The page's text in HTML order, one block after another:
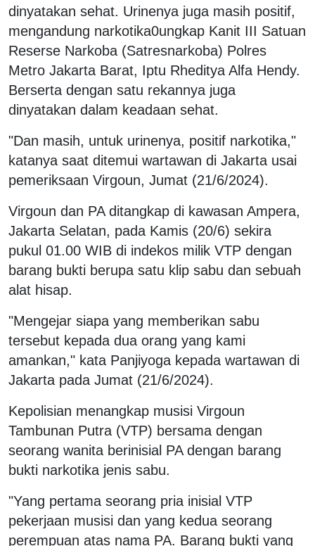
dinyatakan sehat. Urinenya juga masih positif,
mengandung narkotika0ungkap Kanit III Satuan
Reserse Narkoba (Satresnarkoba) Polres
Metro Jakarta Barat, Iptu Rheditya Alfa Hendy.
Berserta dengan satu rekannya juga
dinyatakan dalam keadaan sehat.
"Dan masih, untuk urinenya, positif narkotika,"
katanya saat ditemui wartawan di Jakarta usai
pemeriksaan Virgoun, Jumat (21/6/2024).
Virgoun dan PA ditangkap di kawasan Ampera,
Jakarta Selatan, pada Kamis (20/6) sekira
pukul 01.00 WIB di indekos milik VTP dengan
barang bukti berupa satu klip sabu dan sebuah
alat hisap.
"Mengejar siapa yang memberikan sabu
tersebut kepada dua orang yang kami
amankan," kata Panjiyoga kepada wartawan di
Jakarta pada Jumat (21/6/2024).
Kepolisian menangkap musisi Virgoun
Tambunan Putra (VTP) bersama dengan
seorang wanita berinisial PA dengan barang
bukti narkotika jenis sabu.
"Yang pertama seorang pria inisial VTP
pekerjaan musisi dan yang kedua seorang
perempuan atas nama PA. Barang bukti yang